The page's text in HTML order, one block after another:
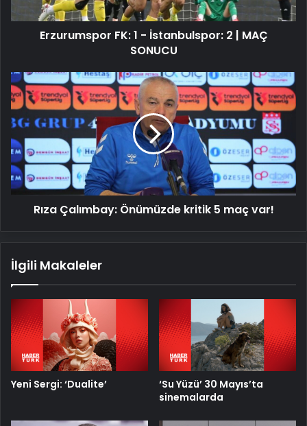
MAÇ
SONUCU
Erzurumspor FK: 1 - İstanbulspor: 2 | MAÇ
SONUCU
Rıza
Çalımbay:
Önümüzde
kritik
5
maç
var!
Rıza Çalımbay: Önümüzde kritik 5 maç var!
İlgili Makaleler
Yeni Sergi: ‘Dualite’
‘Su Yüzü’ 30 Mayıs’ta
sinemalarda